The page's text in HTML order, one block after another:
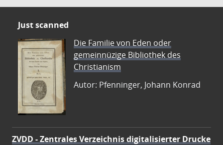
Just scanned
Die Familie von Eden oder
gemeinnüzige Bibliothek des
Christianism
Autor: Pfenninger, Johann Konrad
ZVDD - Zentrales Verzeichnis digitalisierter Drucke